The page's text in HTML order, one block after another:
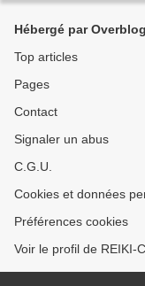
Hébergé par Overblog
Top articles
Pages
Contact
Signaler un abus
C.G.U.
Cookies et données
Préférences cookies
Voir le profil de REIKI-